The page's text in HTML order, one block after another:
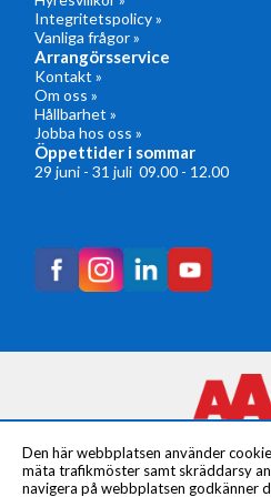
Den här webbplatsen använder
mäta trafikmöster samt skräddarsy
navigera på webbplatsen godkänner
Integritetspolicy »
Vanliga frågor »
Arrangörsservice
Kontakt »
Om oss »
Hållbarhet »
Jobba hos oss »
Öppettider i sommar
29 juni - 31 juli 09.00 - 12.00